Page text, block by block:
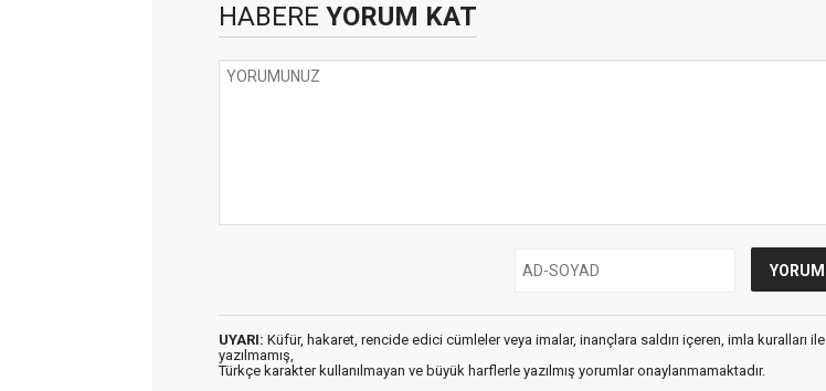
HABERE YORUM KAT
UYARI: Küfür, hakaret, rencide edici cümleler veya imalar, inançlara saldırı içeren, imla kuralları ile
yazılmamış,
Türkçe karakter kullanılmayan ve büyük harflerle yazılmış yorumlar onaylanmamaktadır.